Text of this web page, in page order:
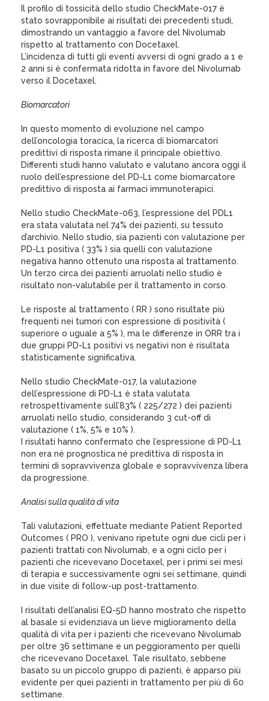
Il profilo di tossicità dello studio CheckMate-017 è
stato sovrapponibile ai risultati dei precedenti studi,
dimostrando un vantaggio a favore del Nivolumab
rispetto al trattamento con Docetaxel.
L’incidenza di tutti gli eventi avversi di ogni grado a 1 e
2 anni si è confermata ridotta in favore del Nivolumab
verso il Docetaxel.
Biomarcatori
In questo momento di evoluzione nel campo
dell’oncologia toracica, la ricerca di biomarcatori
predittivi di risposta rimane il principale obiettivo.
Differenti studi hanno valutato e valutano ancora oggi il
ruolo dell’espressione del PD-L1 come biomarcatore
predittivo di risposta ai farmaci immunoterapici.
Nello studio CheckMate-063, l’espressione del PDL1
era stata valutata nel 74% dei pazienti, su tessuto
d’archivio. Nello studio, sia pazienti con valutazione per
PD-L1 positiva ( 33% ) sia quelli con valutazione
negativa hanno ottenuto una risposta al trattamento.
Un terzo circa dei pazienti arruolati nello studio è
risultato non-valutabile per il trattamento in corso.
Le risposte al trattamento ( RR ) sono risultate più
frequenti nei tumori con espressione di positività (
superiore o uguale a 5% ), ma le differenze in ORR tra i
due gruppi PD-L1 positivi vs negativi non è risultata
statisticamente significativa.
Nello studio CheckMate-017, la valutazione
dell’espressione di PD-L1 è stata valutata
retrospettivamente sull’83% ( 225/272 ) dei pazienti
arruolati nello studio, considerando 3 cut-off di
valutazione ( 1%, 5% e 10% ).
I risultati hanno confermato che l’espressione di PD-L1
non era né prognostica né predittiva di risposta in
termini di sopravvivenza globale e sopravvivenza libera
da progressione.
Analisi sulla qualità di vita
Tali valutazioni, effettuate mediante Patient Reported
Outcomes ( PRO ), venivano ripetute ogni due cicli per i
pazienti trattati con Nivolumab, e a ogni ciclo per i
pazienti che ricevevano Docetaxel, per i primi sei mesi
di terapia e successivamente ogni sei settimane, quindi
in due visite di follow-up post-trattamento.
I risultati dell’analisi EQ-5D hanno mostrato che rispetto
al basale si evidenziava un lieve miglioramento della
qualità di vita per i pazienti che ricevevano Nivolumab
per oltre 36 settimane e un peggioramento per quelli
che ricevevano Docetaxel. Tale risultato, sebbene
basato su un piccolo gruppo di pazienti, è apparso più
evidente per quei pazienti in trattamento per più di 60
settimane.